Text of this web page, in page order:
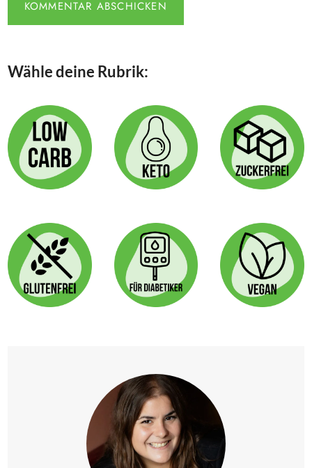
Wähle deine Rubrik: